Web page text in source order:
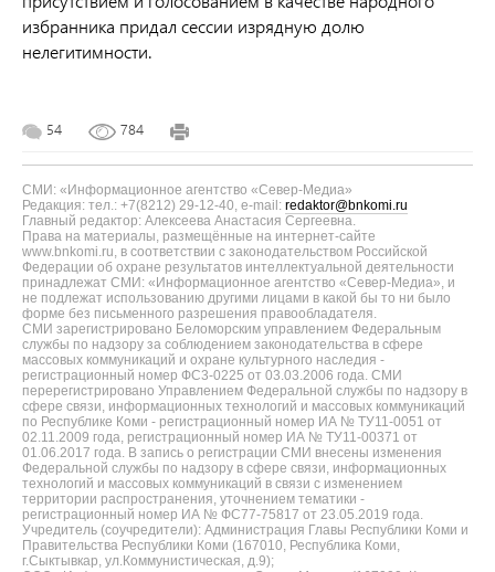
избранника придал сессии изрядную долю
нелегитимности.
54 784
СМИ: «Информационное агентство «Север-Медиа»
Редакция: тел.: +7(8212) 29-12-40, e-mail: redaktor@bnkomi.ru
Главный редактор: Алексеева Анастасия Сергеевна.
Права на материалы, размещённые на интернет-сайте
www.bnkomi.ru, в соответствии с законодательством Российской
Федерации об охране результатов интеллектуальной деятельности
принадлежат СМИ: «Информационное агентство «Север-Медиа», и
не подлежат использованию другими лицами в какой бы то ни было
форме без письменного разрешения правообладателя.
СМИ зарегистрировано Беломорским управлением Федеральным
службы по надзору за соблюдением законодательства в сфере
массовых коммуникаций и охране культурного наследия -
регистрационный номер ФС3-0225 от 03.03.2006 года. СМИ
перерегистрировано Управлением Федеральной службы по надзору в
сфере связи, информационных технологий и массовых коммуникаций
по Республике Коми - регистрационный номер ИА № ТУ11-0051 от
02.11.2009 года, регистрационный номер ИА № ТУ11-00371 от
01.06.2017 года. В запись о регистрации СМИ внесены изменения
Федеральной службы по надзору в сфере связи, информационных
технологий и массовых коммуникаций в связи с изменением
территории распространения, уточнением тематики -
регистрационный номер ИА № ФС77-75817 от 23.05.2019 года.
Учредитель (соучредители): Администрация Главы Республики Коми и
Правительства Республики Коми (167010, Республика Коми,
г.Сыктывкар, ул.Коммунистическая, д.9);